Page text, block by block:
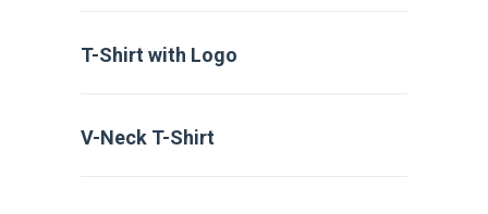
T-Shirt with Logo
V-Neck T-Shirt